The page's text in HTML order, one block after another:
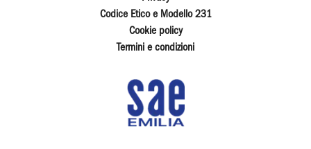
Codice Etico e Modello 231
Cookie policy
Termini e condizioni